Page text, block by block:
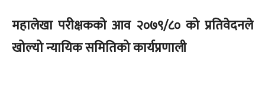
महालेखा परीक्षकको आव २०७९/८० को प्रतिवेदनले
खोल्यो न्यायिक समितिको कार्यप्रणाली